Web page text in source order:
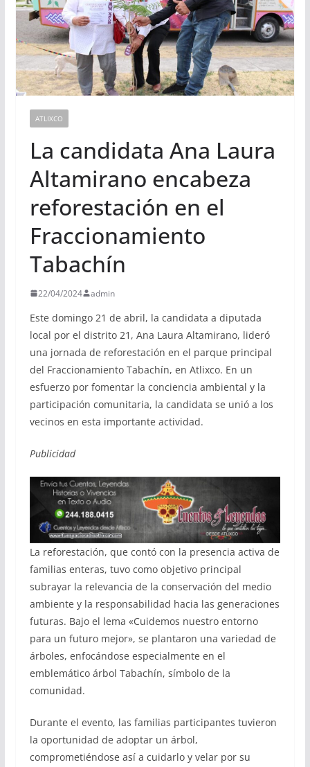
ATLIXCO
La candidata Ana Laura
Altamirano encabeza
reforestación en el
Fraccionamiento
Tabachín
22/04/2024 admin
Este domingo 21 de abril, la candidata a diputada
local por el distrito 21, Ana Laura Altamirano, lideró
una jornada de reforestación en el parque principal
del Fraccionamiento Tabachín, en Atlixco. En un
esfuerzo por fomentar la conciencia ambiental y la
participación comunitaria, la candidata se unió a los
vecinos en esta importante actividad.
Publicidad
La reforestación, que contó con la presencia activa de
familias enteras, tuvo como objetivo principal
subrayar la relevancia de la conservación del medio
ambiente y la responsabilidad hacia las generaciones
futuras. Bajo el lema «Cuidemos nuestro entorno
para un futuro mejor», se plantaron una variedad de
árboles, enfocándose especialmente en el
emblemático árbol Tabachín, símbolo de la
comunidad.
Durante el evento, las familias participantes tuvieron
la oportunidad de adoptar un árbol,
comprometiéndose así a cuidarlo y velar por su